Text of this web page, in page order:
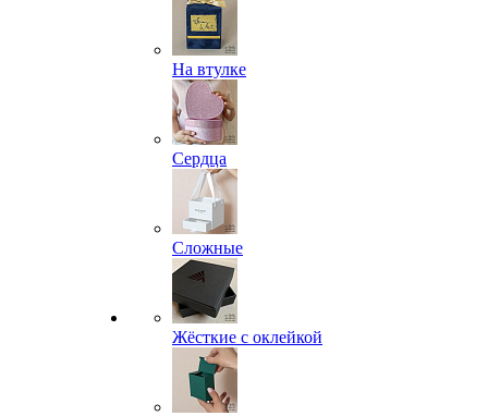
На втулке
Сердца
Сложные
Жёсткие с оклейкой